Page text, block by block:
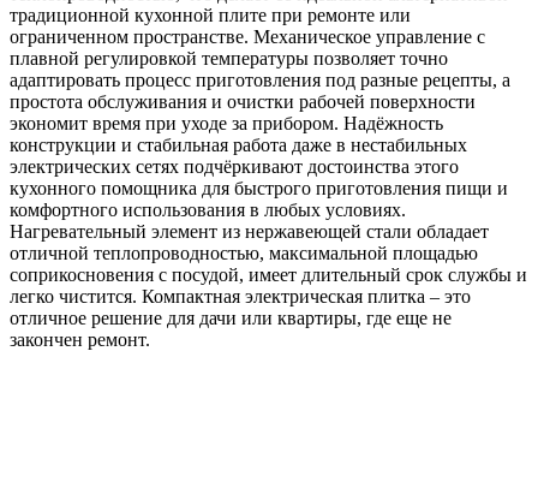
традиционной кухонной плите при ремонте или
ограниченном пространстве. Механическое управление с
плавной регулировкой температуры позволяет точно
адаптировать процесс приготовления под разные рецепты, а
простота обслуживания и очистки рабочей поверхности
экономит время при уходе за прибором. Надёжность
конструкции и стабильная работа даже в нестабильных
электрических сетях подчёркивают достоинства этого
кухонного помощника для быстрого приготовления пищи и
комфортного использования в любых условиях.
Нагревательный элемент из нержавеющей стали обладает
отличной теплопроводностью, максимальной площадью
соприкосновения с посудой, имеет длительный срок службы и
легко чистится. Компактная электрическая плитка – это
отличное решение для дачи или квартиры, где еще не
закончен ремонт.